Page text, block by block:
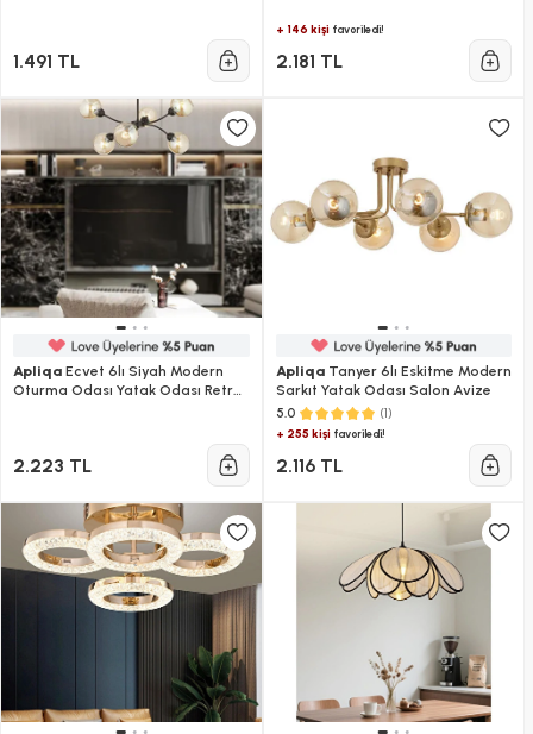
1.491 TL
+ 146 kişifavoriledi!
2.181 TL
Apliqa Ecvet 6lı Siyah Modern
Oturma Odası Yatak Odası Retro
2.223 TL
ApliqaTanyer 6lı Eskitme Modern
Sarkıt Yatak Odası Salon Avize
5.0 (1)
+ 255 kişifavoriledi!
2.116 TL